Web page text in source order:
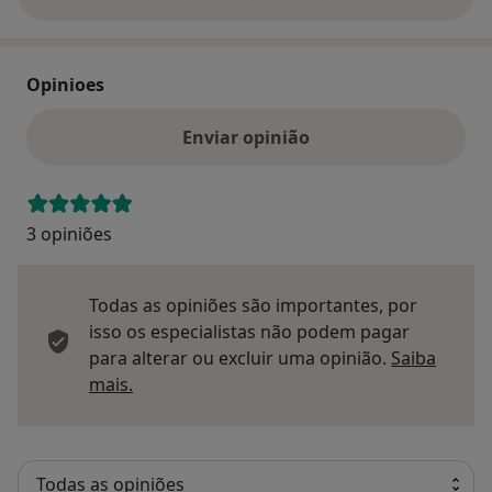
Opinioes
Enviar opinião
3 opiniões
Todas as opiniões são importantes, por
isso os especialistas não podem pagar
para alterar ou excluir uma opinião. Saiba
mais.